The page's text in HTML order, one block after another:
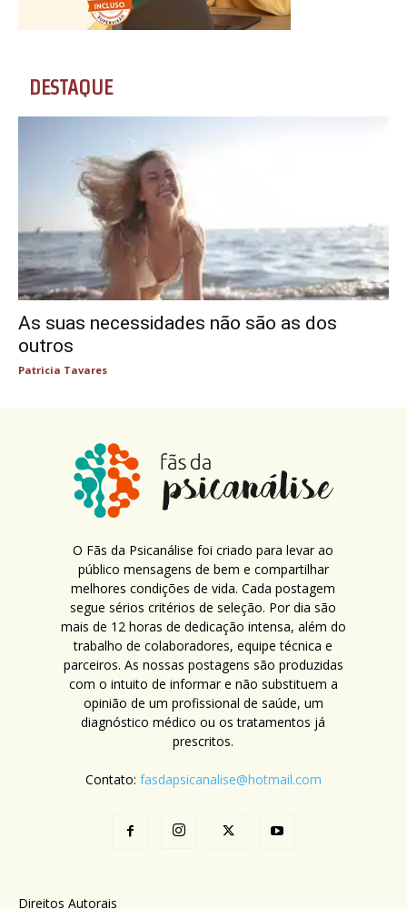
DESTAQUE
As suas necessidades não são as dos
outros
Patricia Tavares
O Fãs da Psicanálise foi criado para levar ao
público mensagens de bem e compartilhar
melhores condições de vida. Cada postagem
segue sérios critérios de seleção. Por dia são
mais de 12 horas de dedicação intensa, além do
trabalho de colaboradores, equipe técnica e
parceiros. As nossas postagens são produzidas
com o intuito de informar e não substituem a
opinião de um profissional de saúde, um
diagnóstico médico ou os tratamentos já
prescritos.
Contato: fasdapsicanalise@hotmail.com
Direitos Autorais